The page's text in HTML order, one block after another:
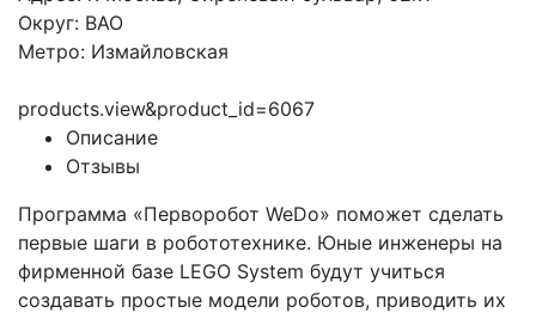
Округ: ВАО
Метро: Измайловская
products.view&product_id=6067
Описание
Отзывы
Программа «Перворобот WeDo» поможет сделать
первые шаги в робототехнике. Юные инженеры на
фирменной базе LEGO System будут учиться
создавать простые модели роботов, приводить их